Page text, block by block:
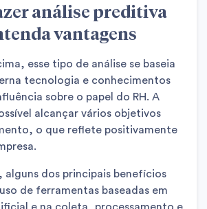
análise preditiva
vantagens
esse tipo de análise se baseia
tecnologia e conhecimentos
sobre o papel do RH. A
alcançar vários objetivos
o que reflete positivamente
dos principais benefícios
de ferramentas baseadas em